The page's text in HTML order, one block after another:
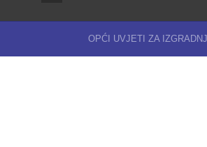
OPĆI UVJETI ZA